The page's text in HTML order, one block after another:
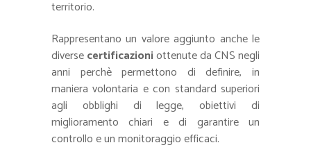
territorio.
Rappresentano un valore aggiunto anche le
diversecertificazioniottenute da CNS negli
anni perchè permettono di definire, in
maniera volontaria e con standard superiori
agli obblighi di legge, obiettivi di
miglioramento chiari e di garantire un
controllo e un monitoraggio efficaci.